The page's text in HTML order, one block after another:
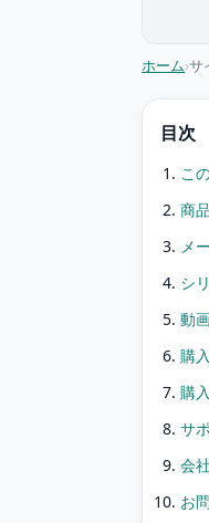
ホーム サ
目次
こ
商
メ
シ
動
購
購
サ
会
お